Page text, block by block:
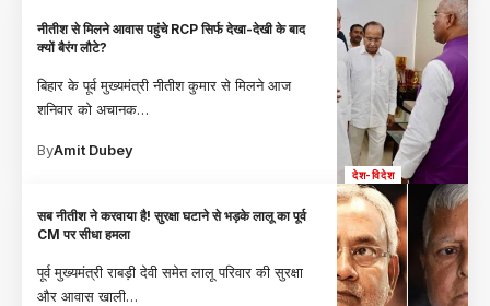
देश-विदेश
नीतीश से मिलने आवास पहुंचे RCP सिर्फ देखा-देखी के बाद
क्यों बैरंग लौटे?
बिहार के पूर्व मुख्यमंत्री नीतीश कुमार से मिलने आज
शनिवार को अचानक…
ByAmit Dubey
सब नीतीश ने करवाया है! सुरक्षा घटाने से भड़के लालू का पूर्व
CM पर सीधा हमला
पूर्व मुख्यमंत्री राबड़ी देवी समेत लालू परिवार की सुरक्षा
और आवास खाली…